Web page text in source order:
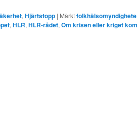
, Hjärtstopp | Märkt
, HLR, HLR-rådet, Om krisen eller kriget